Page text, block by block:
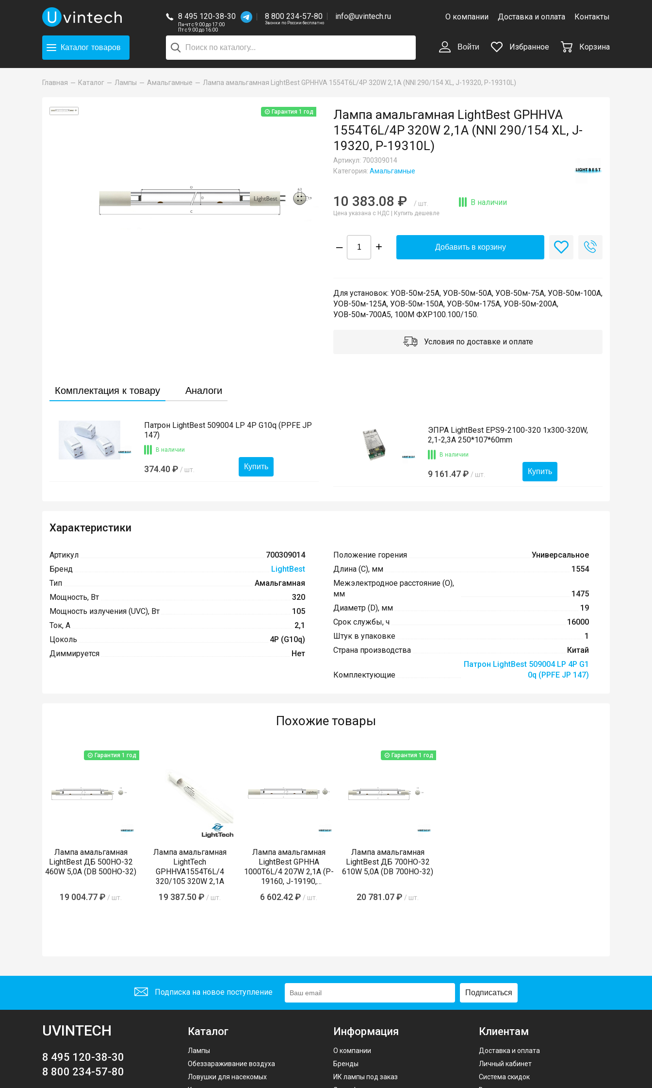
8 495 120-38-30
Пн-чт с 9:00 до 17:00
Пт с 9:00 до 16:00
8 800 234-57-80
Звонки по России бесплатно
info@uvintech.ru О компании Доставка и оплата Контакты
Каталог товаров Войти Избранное Корзина
Главная Каталог Лампы Амальгамные Лампа амальгамная LightBest GPHHVA 1554T6L/4P 320W 2,1A (NNI 290/154 XL, J-19320, P-19310L)
Гарантия 1 год
Лампа амальгамная LightBest GPHHVA
1554T6L/4P 320W 2,1A (NNI 290/154 XL, J-
19320, P-19310L)
Артикул: 700309014
Категория: Амальгамные
10 383.08 ₽ / шт.
Цена указана с НДС | Купить дешевле
В наличии
– + Добавить в корзину
Для установок: УОВ-50м-25А, УОВ-50м-50А, УОВ-50м-75А, УОВ-50м-100А,
УОВ-50м-125А, УОВ-50м-150А, УОВ-50м-175А, УОВ-50м-200A,
УОВ-50м-700А5, 100М ФХР100.100/150.
Условия по доставке и оплате
Комплектация к товару Аналоги
Патрон LightBest 509004 LP 4P G10q (PPFE JP
147)
В наличии
374.40 ₽ / шт. Купить
ЭПРА LightBest EPS9-2100-320 1х300-320W,
2,1-2,3A 250*107*60mm
В наличии
9 161.47 ₽ / шт. Купить
Характеристики
Артикул
700309014
Бренд
LightBest
Тип
Амальгамная
Мощность, Вт
320
Мощность излучения (UVC), Вт
105
Ток, А
2,1
Цоколь
4P (G10q)
Диммируется
Нет
Положение горения
Универсальное
Длина (C), мм
1554
Межэлектродное расстояние (O),
мм
1475
Диаметр (D), мм
19
Срок службы, ч
16000
Штук в упаковке
1
Страна производства
Китай
Комплектующие
Патрон LightBest 509004 LP 4P G1
0q (PPFE JP 147)
Похожие товары
Гарантия 1 год
Лампа амальгамная
LightBest ДБ 500HO-32
460W 5,0A (DB 500НО-32)
19 004.77 ₽ / шт.
Лампа амальгамная
LightTech
GPHHVA1554T6L/4
320/105 320W 2,1A
19 387.50 ₽ / шт.
Лампа амальгамная
LightBest GPHHA
1000T6L/4 207W 2,1A (P-
19160, J-19190,
6 602.42 ₽ / шт.
Гарантия 1 год
Лампа амальгамная
LightBest ДБ 700HO-32
610W 5,0A (DB 700НО-32)
20 781.07 ₽ / шт.
Подписка на новое поступление Подписаться
UVINTECH
8 495 120-38-30
8 800 234-57-80
Каталог
Лампы
Обеззараживание воздуха
Ловушки для насекомых
Информация
О компании
Бренды
ИК лампы под заказ
Клиентам
Доставка и оплата
Личный кабинет
Система скидок